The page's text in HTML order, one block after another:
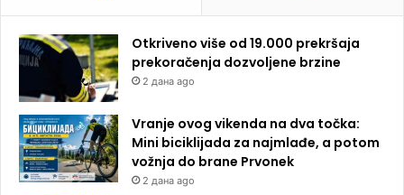
Otkriveno više od 19.000 prekršaja
prekoračenja dozvoljene brzine
2 дана ago
Vranje ovog vikenda na dva točka:
Mini biciklijada za najmlađe, a potom
vožnja do brane Prvonek
2 дана ago